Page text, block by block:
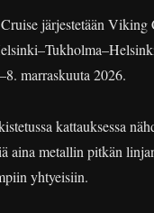
järjestetään Viking
marraskuuta 2026.
kattauksessa
aina metallin pitkän
yhtyeisiin.